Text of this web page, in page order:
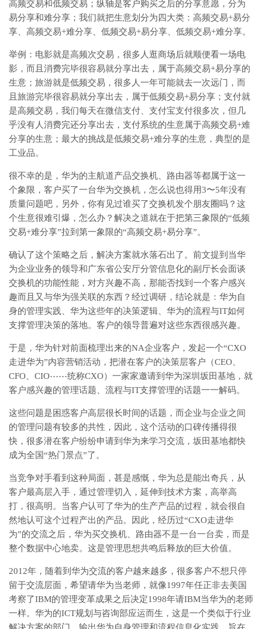
高频交易和低频交易；纵轴是客户购买之后的分享意愿，分为
易分享和难分享；我们就把生意划分为四大类：高频交易+易分
享、高频交易+难分享、低频交易+易分享、低频交易+难分享。
举例：电影就是高频次交易，很多人逛商场后就顺便看一场电
影，而且消费完毕很容易就分享出去，属于高频交易+易分享的
生意；旅游就是低频交易，很多人一年可能就去一次远门，而
且旅游完毕很容易就分享出去，属于低频交易+易分享；支付就
是高频交易，我们每天在微信支付、支付宝支付很多次，但几
乎没有人消费完还分享出去，支付系统的生意属于高频交易+难
分享的生意；最大的挑战是低频交易+难分享的生意，典型的是
工业品。
很不幸的是，华为的主航道产品交换机、路由器等都属于这一
个象限，客户买了一台华为交换机，怎么说也得用3〜5年没有
质量问题吧，另外，你有见过谁买了交换机发个朋友圈吗？这
个生意很难引爆，怎么办？解决之道就在于把第三象限的“低频
交易+难分享”拉到第一象限的“高频交易+易分享”。
确认了这个策略之后，解决方案就水落石出了。前文提到当华
为企业业务的领导和广东省公安厅分管信息化的副厅长会面谈
交换机的功能性能，对方兴趣不高，那能否找到一个客户感兴
趣而且又与华为强关联的东西？经过调研，结论就是：华为自
身的管理实践、华为这些年的决策逻辑、华为的流程与IT如何
支撑管理决策的落地。客户的领导普遍对这些东西很感兴趣。
于是，华为针对前面梳理出来的NA企业客户，发起一个“CXO
走进华为”内容营销活动，把潜在客户的决策层客户（CEO、
CFO、CIO⋯⋯统称CXO）一家家邀请到华为深圳坂田基地，就
客户感兴趣的管理话题、流程与IT支撑管理的话题一一解码。
这些问题是困惑客户高层很长时间的话题，而企业与企业之间
的管理问题有较多的共性，因此，这个活动的口碑传播得很
快，很多潜在客户纷纷申请到华为来学习交流，坂田基地都快
成为全国“热门景点”了。
当竞争对手看到这种局面，甚是感慨，华为总是能出奇兵，从
客户最高层入手，通过管理切入，延伸到技术方案，高举高
打，很高明。当客户认可了华为的生产产品的过程，就会很自
然地认可这个过程产出的产品。因此，经历过“CXO走进华
为”的交流之后，华为买交换机、路由器不是一台一台卖，而是
整个数据中心地卖。这是管理思想共鸣后释放的巨大价值。
2012年，随着到华为交流的客户越来越多，很多客户不想只停
留于交流层面，希望请华为当老师，就像1997年任正非去美国
考察了IBM的管理变革成果之后决定1998年请IBM当华为的老师
一样。华为的ICT规划与咨询部应运而生，这是一个类似于行业